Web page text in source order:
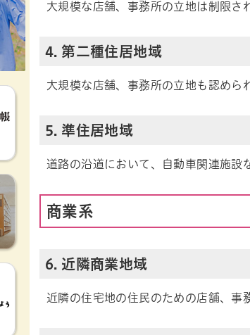
のるる 暮らしの便利帳
YouTube公式チャンネル
たかはぎで旅しよう
大規模な店舗、事務所の立地は制限さ
4. 第二種住居地域
大規模な店舗、事務所の立地も認めら
5. 準住居地域
道路の沿道において、自動車関連施設
商業系
6. 近隣商業地域
近隣の住宅地の住民のための店舗、事